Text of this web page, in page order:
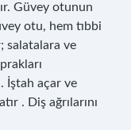
Güvey otunun
otu, hem tıbbi
salatalara ve
. İştah açar ve
. Diş ağrılarını